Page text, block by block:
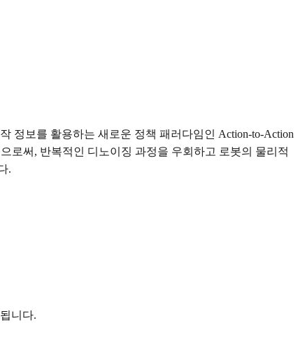
정보를 활용하는 새로운 정책 패러다임인 Action-to-Action
로써, 반복적인 디노이징 과정을 우회하고 로봇의 물리적
.
니다.